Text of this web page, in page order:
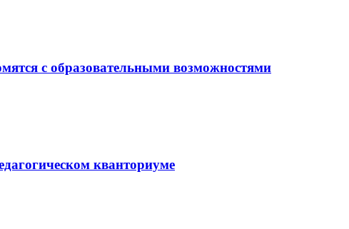
с образовательными возможностями
кванториуме